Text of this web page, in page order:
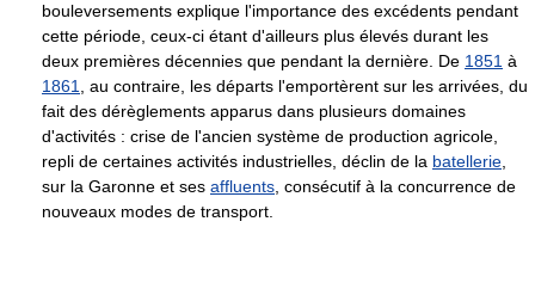
bouleversements explique l'importance des excédents pendant
cette période, ceux-ci étant d'ailleurs plus élevés durant les
deux premières décennies que pendant la dernière. De 1851 à
1861, au contraire, les départs l'emportèrent sur les arrivées, du
fait des dérèglements apparus dans plusieurs domaines
d'activités : crise de l'ancien système de production agricole,
repli de certaines activités industrielles, déclin de la batellerie,
sur la Garonne et ses affluents, consécutif à la concurrence de
nouveaux modes de transport.